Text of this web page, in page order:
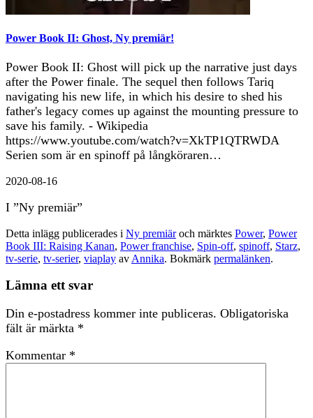
Power Book II: Ghost, Ny premiär!
Power Book II: Ghost will pick up the narrative just days
after the Power finale. The sequel then follows Tariq
navigating his new life, in which his desire to shed his
father's legacy comes up against the mounting pressure to
save his family. - Wikipedia
https://www.youtube.com/watch?v=XkTP1QTRWDA
Serien som är en spinoff på långköraren…
2020-08-16
I ”Ny premiär”
Detta inlägg publicerades i Ny premiäroch märktes Power, Power
Book III: Raising Kanan, Power franchise, Spin-off, spinoff, Starz,
tv-serie, tv-serier, viaplay av Annika. Bokmärk permalänken.
Lämna ett svar
Din e-postadress kommer inte publiceras. Obligatoriska
fält är märkta *
Kommentar *